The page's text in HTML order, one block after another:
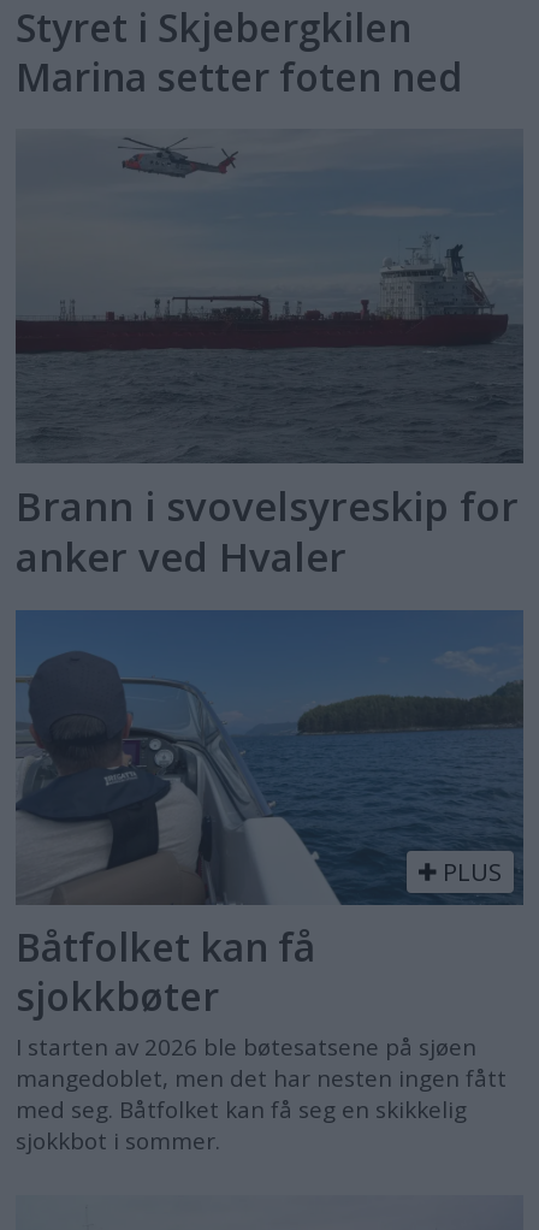
Styret i Skjebergkilen
Marina setter foten ned
Brann i svovelsyreskip for
anker ved Hvaler
PLUS
Båtfolket kan få
sjokkbøter
I starten av 2026 ble bøtesatsene på sjøen
mangedoblet, men det har nesten ingen fått
med seg. Båtfolket kan få seg en skikkelig
sjokkbot i sommer.